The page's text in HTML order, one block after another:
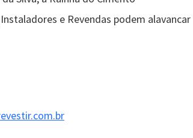
e Revendas podem alavancar